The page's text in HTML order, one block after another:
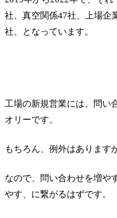
社、真空関係47社、上場企
社、となっています。
工場の新規営業には、問
オリーです。
もちろん、例外はあります
なので、問い合わせを増や
やす、に繋がるはずです。